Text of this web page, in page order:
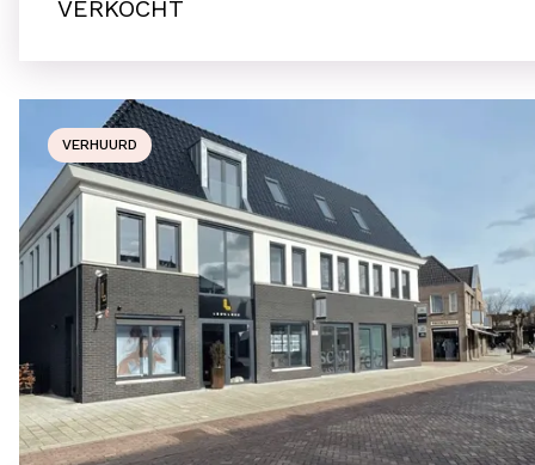
VERKOCHT
VERHUURD